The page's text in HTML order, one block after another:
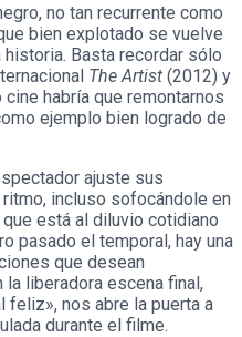
no tan recurrente como
bien explotado se vuelve
Basta recordar sólo
The Artist (2012) y
cine habría que remontarnos
ejemplo bien logrado de
ajuste sus
incluso sofocándole en
está al diluvio cotidiano
pasado el temporal, hay una
que desean
liberadora escena final,
feliz», nos abre la puerta a
durante el filme.